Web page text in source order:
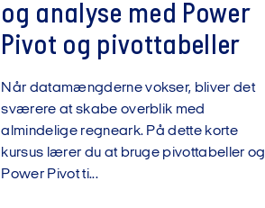
og analyse med Power
Pivot og pivottabeller
Når datamængderne vokser, bliver det
sværere at skabe overblik med
almindelige regneark. På dette korte
kursus lærer du at bruge pivottabeller og
Power Pivot ti...